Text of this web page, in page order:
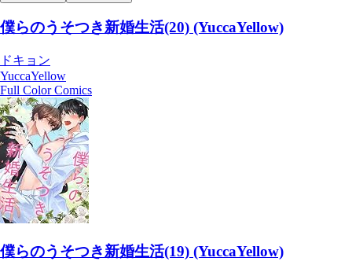
僕らのうそつき新婚生活(20) (YuccaYellow)
ドキョン
YuccaYellow
Full Color Comics
僕らのうそつき新婚生活(19) (YuccaYellow)